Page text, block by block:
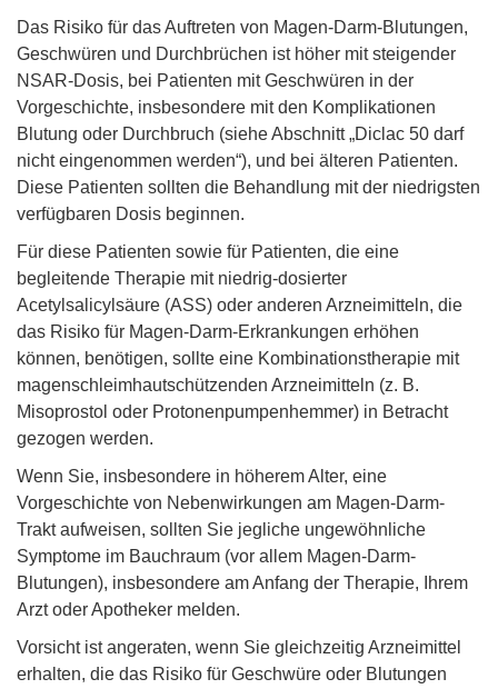
Das Risiko für das Auftreten von Magen-Darm-Blutungen,
Geschwüren und Durchbrüchen ist höher mit steigender
NSAR-Dosis, bei Patienten mit Geschwüren in der
Vorgeschichte, insbesondere mit den Komplikationen
Blutung oder Durchbruch (siehe Abschnitt „Diclac 50 darf
nicht eingenommen werden“), und bei älteren Patienten.
Diese Patienten sollten die Behandlung mit der niedrigsten
verfügbaren Dosis beginnen.
Für diese Patienten sowie für Patienten, die eine
begleitende Therapie mit niedrig-dosierter
Acetylsalicylsäure (ASS) oder anderen Arzneimitteln, die
das Risiko für Magen-Darm-Erkrankungen erhöhen
können, benötigen, sollte eine Kombinationstherapie mit
magenschleimhautschützenden Arzneimitteln (z. B.
Misoprostol oder Protonenpumpenhemmer) in Betracht
gezogen werden.
Wenn Sie, insbesondere in höherem Alter, eine
Vorgeschichte von Nebenwirkungen am Magen-Darm-
Trakt aufweisen, sollten Sie jegliche ungewöhnliche
Symptome im Bauchraum (vor allem Magen-Darm-
Blutungen), insbesondere am Anfang der Therapie, Ihrem
Arzt oder Apotheker melden.
Vorsicht ist angeraten, wenn Sie gleichzeitig Arzneimittel
erhalten, die das Risiko für Geschwüre oder Blutungen